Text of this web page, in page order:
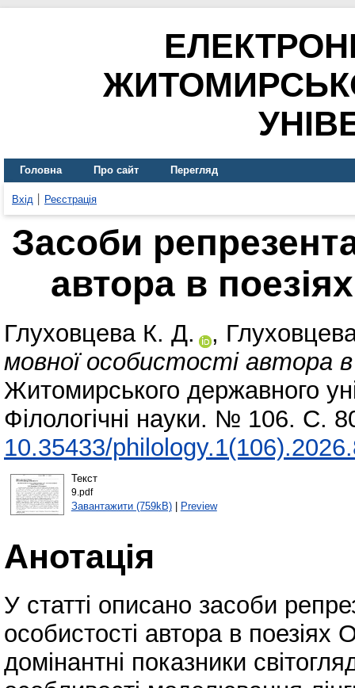
Головна Про сайт Перегляд
Вхід Реєстрація
Засоби
автора в
Глуховцева К. Д. ,
мовної особистості автора
Житомирського державного
Філологічні науки. № 106. С.
10.35433/
Текст
9.pdf
Завантажити (759kB)| Preview
Анотація
У статті описано засоби
особистості автора в
домінантні показники